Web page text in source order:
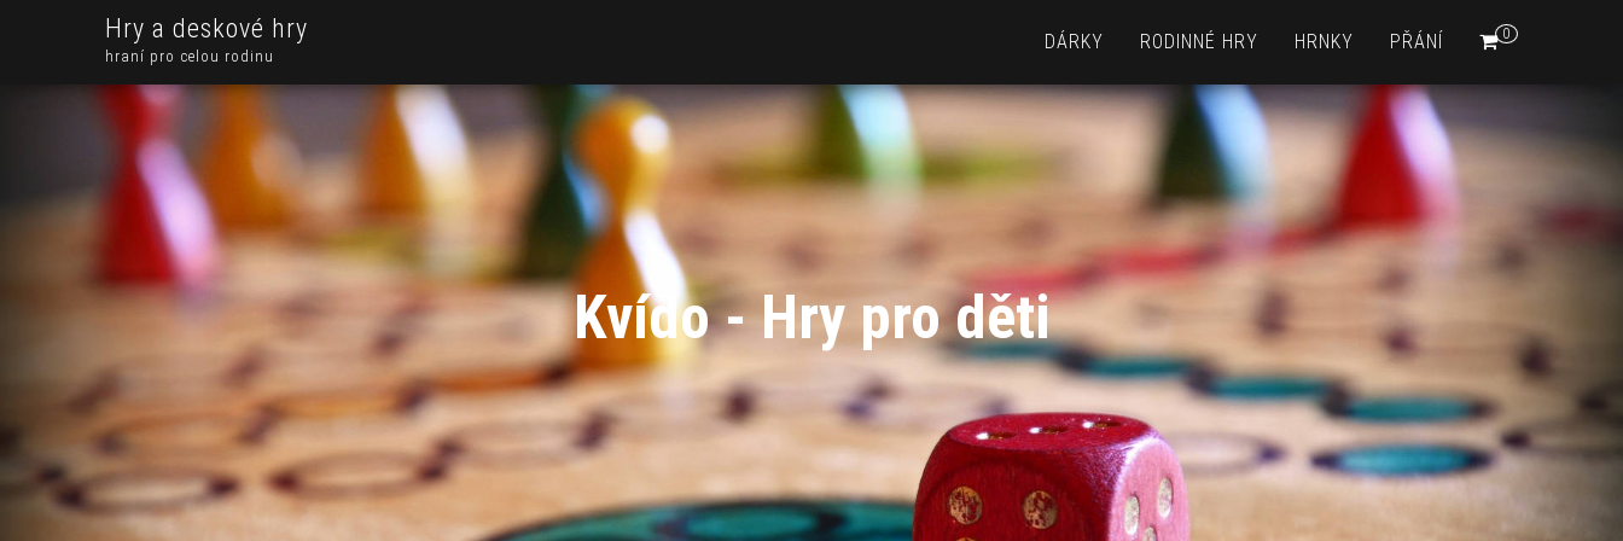
Hry a deskové hry
hraní pro celou rodinu
0
DÁRKY RODINNÉ HRY HRNKY PŘÁNÍ
Kvído - Hry pro děti